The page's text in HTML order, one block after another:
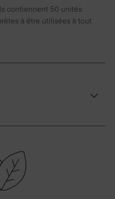
contiennent 50 unités
à être utilisées à tout